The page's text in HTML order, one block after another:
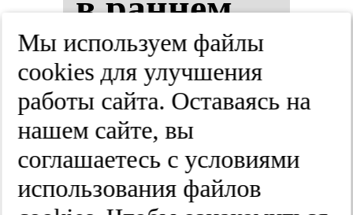
прог­но­зи­
ро­ва­нии
тя­же­ло­го
ос­тро­го
Мы используем файлы
cооkies для улучшения
работы сайта. Оставаясь на
нашем сайте, вы
соглашаетесь с условиями
использования файлов